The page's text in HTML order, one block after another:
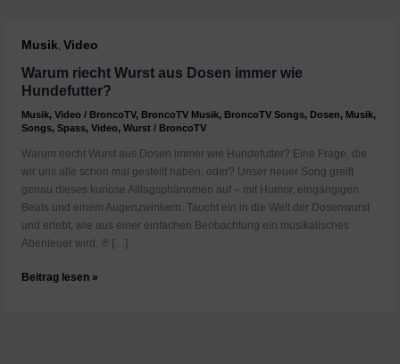
Musik,Video
Warum riecht Wurst aus Dosen immer wie
Hundefutter?
Musik,Video / BroncoTV, BroncoTV Musik, BroncoTV Songs, Dosen, Musik,
Songs,Spass,Video,Wurst / BroncoTV
Warum riecht Wurst aus Dosen immer wie Hundefutter? Eine Frage, die
wir uns alle schon mal gestellt haben, oder? Unser neuer Song greift
genau dieses kuriose Alltagsphänomen auf – mit Humor, eingängigen
Beats und einem Augenzwinkern. Taucht ein in die Welt der Dosenwurst
und erlebt, wie aus einer einfachen Beobachtung ein musikalisches
Abenteuer wird. ℗ […]
Warum
Beitrag lesen »